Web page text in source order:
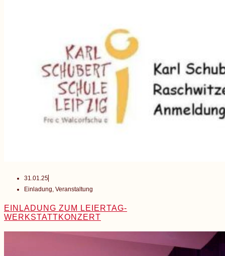
31.01.25
Einladung Veranstaltung
EINLADUNG ZUM LEIERTAG-
WERKSTATTKONZERT